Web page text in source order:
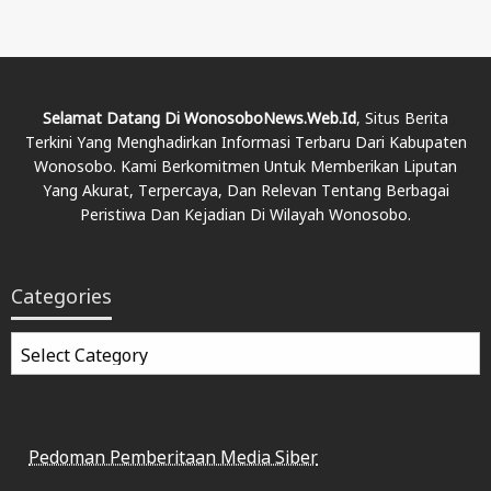
Selamat Datang Di WonosoboNews.web.id, Situs Berita
Terkini Yang Menghadirkan Informasi Terbaru Dari Kabupaten
Wonosobo. Kami Berkomitmen Untuk Memberikan Liputan
Yang Akurat, Terpercaya, Dan Relevan Tentang Berbagai
Peristiwa Dan Kejadian Di Wilayah Wonosobo.
Categories
Categories
Pedoman Pemberitaan Media Siber